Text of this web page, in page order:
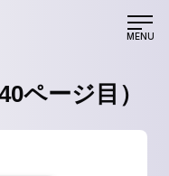
MENU
ページ目）